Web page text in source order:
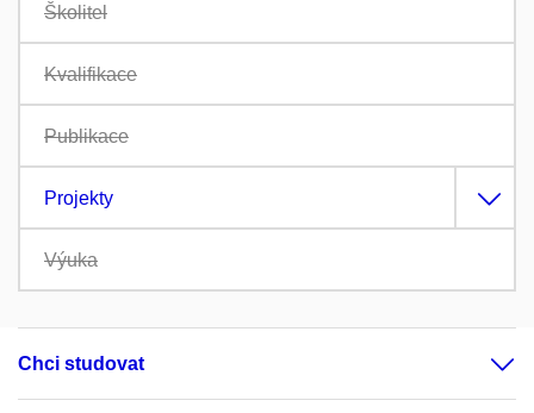
Školitel
Kvalifikace
Publikace
Projekty
Výuka
Chci studovat